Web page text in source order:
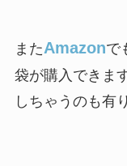
またAmazonで
袋が購入できま
しちゃうのも有